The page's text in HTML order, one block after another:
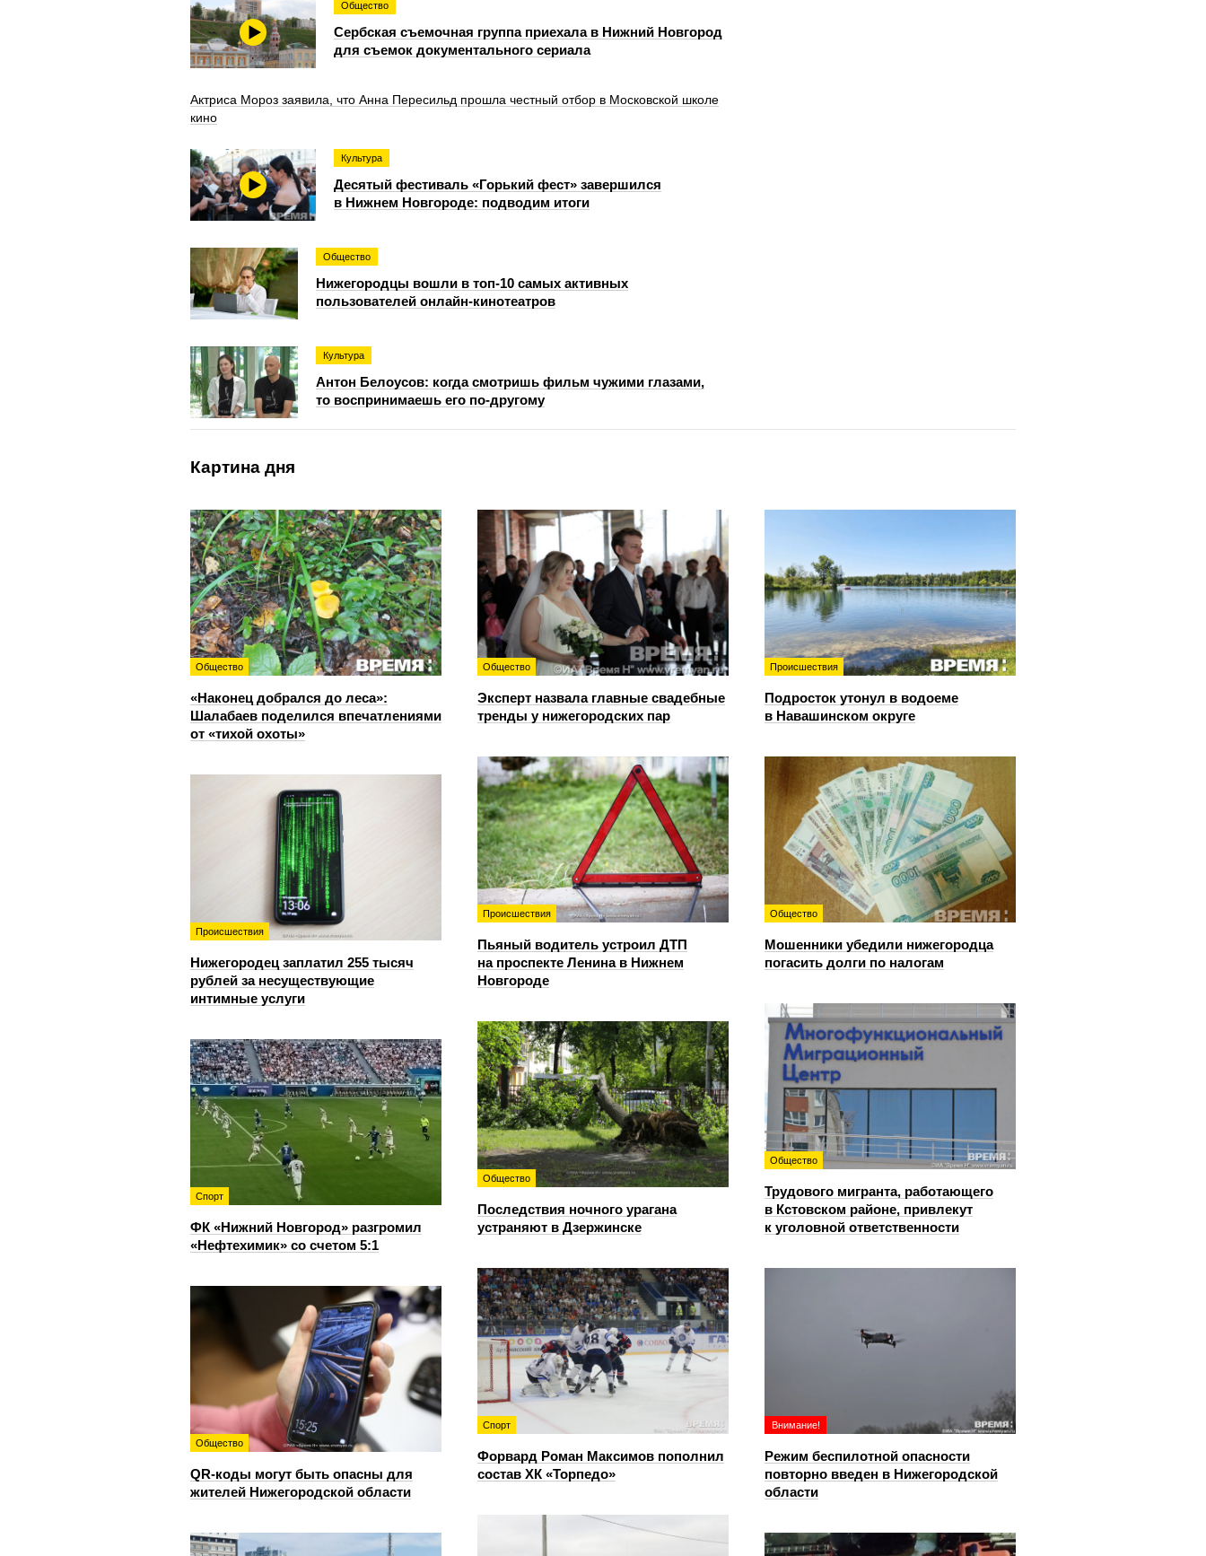
Общество
Сербская съемочная группа приехала в Нижний Новгород
для съемок документального сериала
Актриса Мороз заявила, что Анна Пересильд прошла честный отбор в Московской школе
кино
Культура
Десятый фестиваль «Горький фест» завершился
в Нижнем Новгороде: подводим итоги
Общество
Нижегородцы вошли в топ-10 самых активных
пользователей онлайн-кинотеатров
Культура
Антон Белоусов: когда смотришь фильм чужими глазами,
то воспринимаешь его по-другому
Картина дня
Общество
«Наконец добрался до леса»:
Шалабаев поделился впечатлениями
от «тихой охоты»
Общество
Эксперт назвала главные свадебные
тренды у нижегородских пар
Происшествия
Подросток утонул в водоеме
в Навашинском округе
Происшествия
Пьяный водитель устроил ДТП
на проспекте Ленина в Нижнем
Новгороде
Общество
Мошенники убедили нижегородца
погасить долги по налогам
Происшествия
Нижегородец заплатил 255 тысяч
рублей за несуществующие
интимные услуги
Общество
Трудового мигранта, работающего
в Кстовском районе, привлекут
к уголовной ответственности
Общество
Последствия ночного урагана
устраняют в Дзержинске
Спорт
ФК «Нижний Новгород» разгромил
«Нефтехимик» со счетом 5:1
Спорт
Форвард Роман Максимов пополнил
состав ХК «Торпедо»
Внимание!
Режим беспилотной опасности
повторно введен в Нижегородской
области
Общество
QR-коды могут быть опасны для
жителей Нижегородской области